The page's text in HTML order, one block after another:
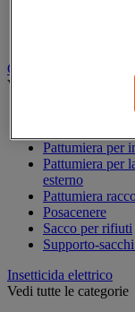
Rotolo formato
Rotolo formato
Gestione dei rifiuti
Vedi tutte le categorie
Pattumiera per
Pattumiera per
esterno
Pattumiera
Posacenere
Sacco per rifiuti
Supporto-
Insetticida elettrico
Vedi tutte le categorie